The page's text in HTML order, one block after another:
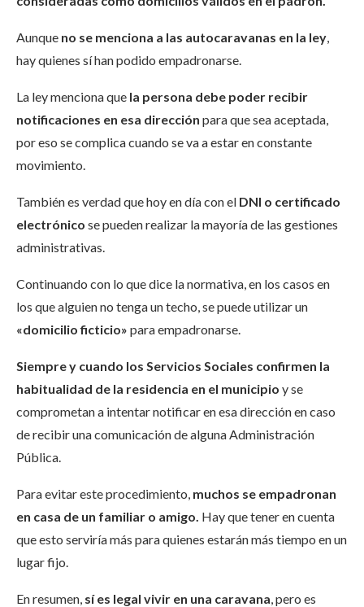
Aunque no se menciona a las autocaravanas en la ley
hay quienes sí han podido empadronarse.
La ley menciona que la persona debe poder recibir
notificaciones en esa dirección para que sea aceptada,
por eso se complica cuando se va a estar en constante
movimiento.
También es verdad que hoy en día con el DNI o certificado
electrónico se pueden realizar la mayoría de las gestiones
administrativas.
Continuando con lo que dice la normativa, en los casos en
los que alguien no tenga un techo, se puede utilizar un
«domicilio ficticio» para empadronarse.
Siempre y cuando los Servicios Sociales confirmen la
habitualidad de la residencia en el municipio y se
comprometan a intentar notificar en esa dirección en caso
de recibir una comunicación de alguna Administración
Pública.
Para evitar este procedimiento, muchos se empadronan
en casa de un familiar o amigo. Hay que tener en cuenta
que esto serviría más para quienes estarán más tiempo en un
lugar fijo.
En resumen, sí es legal vivir en una caravana , pero es